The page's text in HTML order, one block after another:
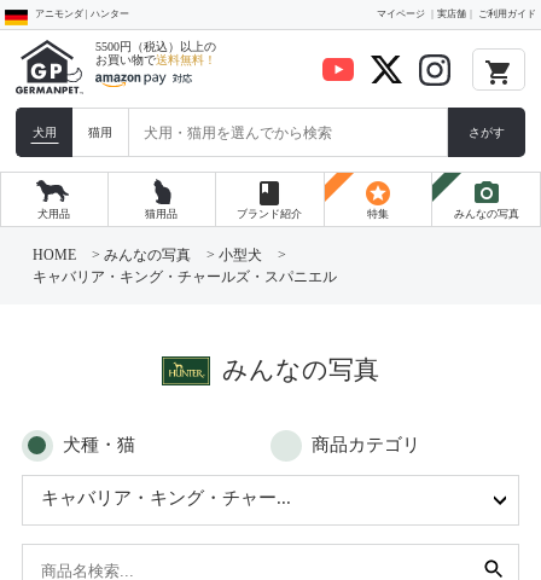
アニモンダ | ハンター マイページ 実店舗 ご利用ガイド
5500円（税込）以上の
お買い物で送料無料！ local_grocery_store
犬用 猫用 さがす
犬用品 猫用品
book
ブランド紹介
stars
特集
photo_camera
みんなの写真
HOME > みんなの写真 > 小型犬
>
キャバリア・キング・チャールズ・スパニエル
みんなの写真
犬種・猫 商品カテゴリ
キャバリア・キング・チャー...